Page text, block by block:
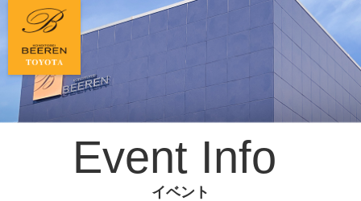
Event Info
イベント